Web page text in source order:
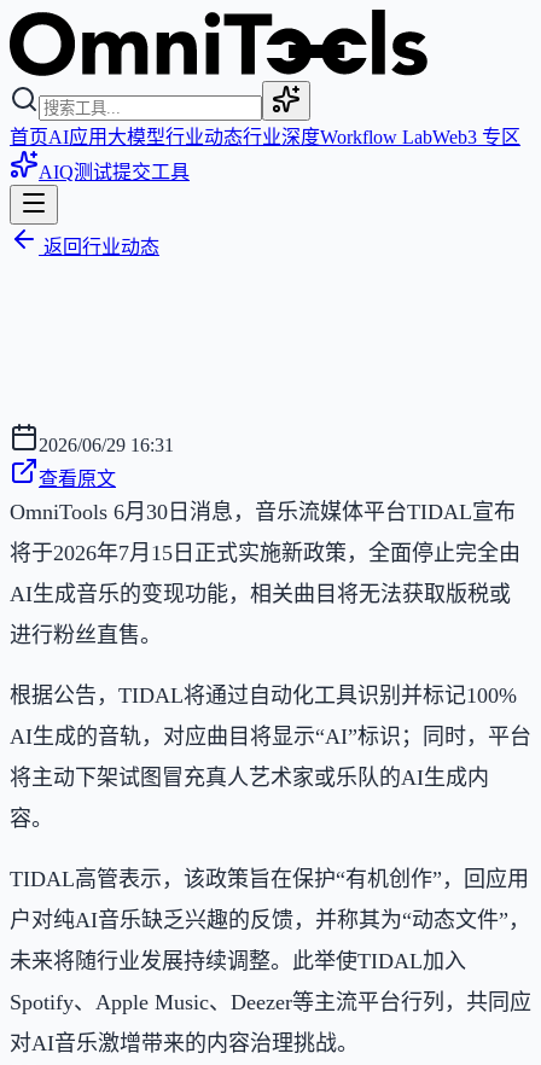
首页AI应用 大模型行业动态行业深度Workflow LabWeb3 专区
AIQ测试提交工具
返回行业动态
2026/06/29 16:31
查看原文
OmniTools 6月30日消息，音乐流媒体平台TIDAL宣布
将于2026年7月15日正式实施新政策，全面停止完全由
AI生成音乐的变现功能，相关曲目将无法获取版税或
进行粉丝直售。
根据公告，TIDAL将通过自动化工具识别并标记100%
AI生成的音轨，对应曲目将显示“AI”标识；同时，平台
将主动下架试图冒充真人艺术家或乐队的AI生成内
容。
TIDAL高管表示，该政策旨在保护“有机创作”，回应用
户对纯AI音乐缺乏兴趣的反馈，并称其为“动态文件”，
未来将随行业发展持续调整。此举使TIDAL加入
Spotify、Apple Music、Deezer等主流平台行列，共同应
对AI音乐激增带来的内容治理挑战。